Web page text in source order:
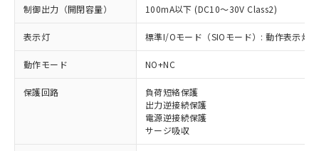
制御出力（開閉容量） 100mA以下 (DC10～30V Class2)
表示灯 標準I/Oモード（SIOモード）: 動作表示灯(
動作モード NO+NC
保護回路
負荷短絡保護
出力逆接続保護
電源逆接続保護
サージ吸収
※1 対応状況
対応済み：EU RoHS指令（10物質）の
非含有に対応した製品が提供可能な商品で